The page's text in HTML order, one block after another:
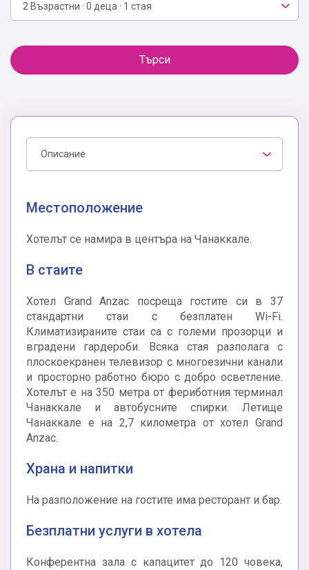
2 Възрастни · 0 деца · 1 стая
Търси
Описание
Местоположение
Хотелът се намира в центъра на Чанаккале.
В стаите
Хотел Grand Anzac посреща гостите си в 37
стандартни стаи с безплатен Wi-Fi.
Климатизираните стаи са с големи прозорци и
вградени гардероби. Всяка стая разполага с
плоскоекранен телевизор с многоезични канали
и просторно работно бюро с добро осветление.
Хотелът е на 350 метра от фериботния терминал
Чанаккале и автобусните спирки. Летище
Чанаккале е на 2,7 километра от хотел Grand
Anzac.
Храна и напитки
На разположение на гостите има ресторант и бар.
Безплатни услуги в хотела
Конферентна зала с капацитет до 120 човека,